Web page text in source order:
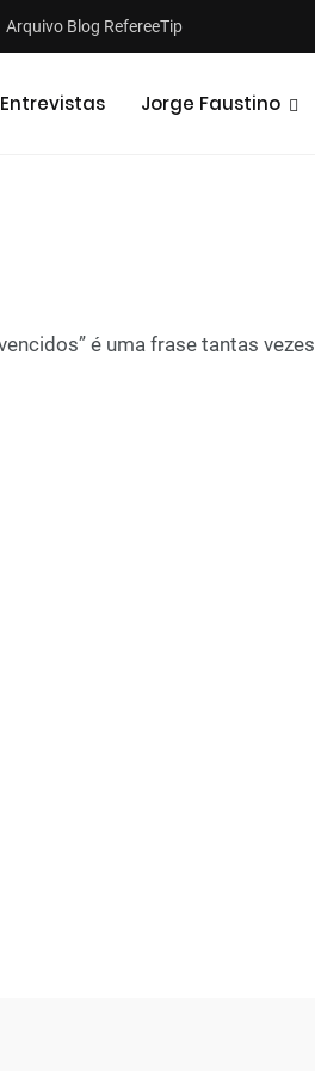
Arquivo Blog RefereeTip
Entrevistas Jorge Faustino
é uma frase tantas vezes